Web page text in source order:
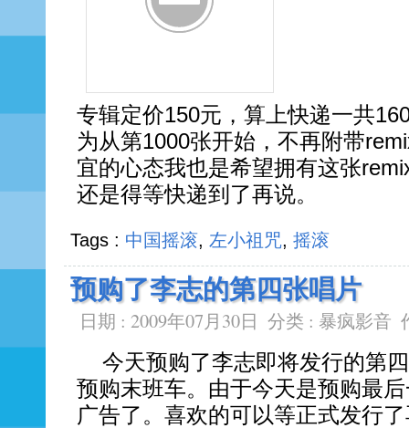
专辑定价150元，算上快递一共
为从第1000张开始，不再附带
宜的心态我也是希望拥有这张
还是得等快递到了再说。
Tags : 中国摇滚, 左小祖咒, 摇滚
预购了李志的第四张唱片
日期 : 2009年07月30日 分类 : 暴疯影音
今天预购了李志即将发行的第
预购末班车。由于今天是预购最
广告了。喜欢的可以等正式发行